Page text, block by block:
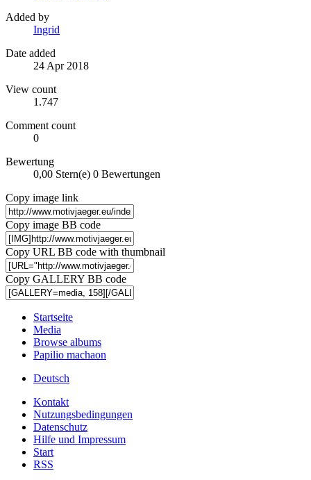
Added by
Ingrid
Date added
24 Apr 2018
View count
1.747
Comment count
0
Bewertung
0,00 Stern(e) 0 Bewertungen
Copy image link
Copy image BB code
Copy URL BB code with thumbnail
Copy GALLERY BB code
Startseite
Media
Browse albums
Papilio machaon
Deutsch
Kontakt
Nutzungsbedingungen
Datenschutz
Hilfe und Impressum
Start
RSS